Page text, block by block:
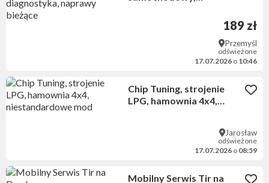
189 zł
Przemyśl
odświeżone
17.07.2026 o 10:46
Chip Tuning, strojenie
LPG, hamownia 4x4,
Jarosław
odświeżone
17.07.2026 o 08:59
Mobilny Serwis Tir na